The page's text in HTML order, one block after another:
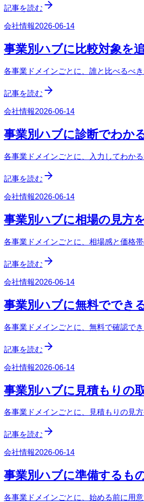
記事を読む
会社情報2026-06-14
事業別ハブに比較対象を
各事業ドメインごとに、誰と比べるべ
記事を読む
会社情報2026-06-14
事業別ハブに診断でわか
各事業ドメインごとに、入力してわか
記事を読む
会社情報2026-06-14
事業別ハブに相場の見方
各事業ドメインごとに、相場感と価格
記事を読む
会社情報2026-06-14
事業別ハブに無料ででき
各事業ドメインごとに、無料で確認で
記事を読む
会社情報2026-06-14
事業別ハブに見積もりの
各事業ドメインごとに、見積もりの見
記事を読む
会社情報2026-06-14
事業別ハブに準備するも
各事業ドメインごとに、始める前に用